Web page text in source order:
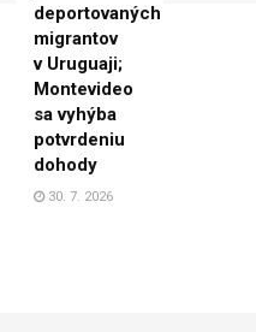
deportovaných
migrantov
v Uruguaji;
Montevideo
sa vyhýba
potvrdeniu
dohody
30. 7. 2026